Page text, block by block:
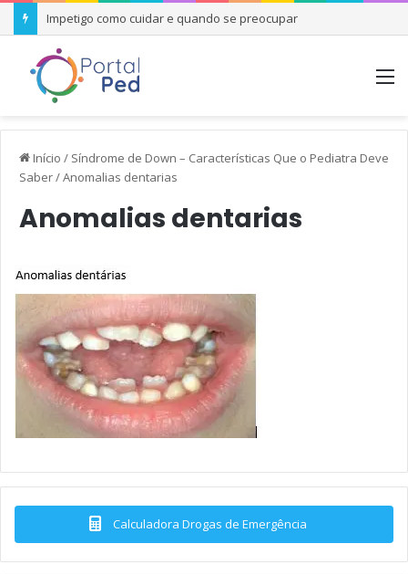
Impetigo como cuidar e quando se preocupar
Início / Síndrome de Down – Características Que o Pediatra Deve
Saber/Anomalias dentarias
Anomalias dentarias
Calculadora Drogas de Emergência